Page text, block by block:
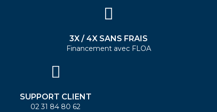
3X / 4X SANS FRAIS
Financement avec FLOA
SUPPORT CLIENT
02 31 84 80 62